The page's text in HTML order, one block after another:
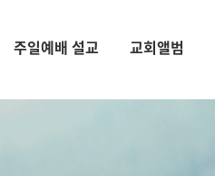
주일예배 설교 교회앨범